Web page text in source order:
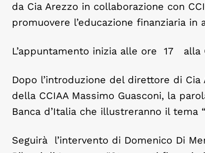
da Cia Arezzo in collaborazione con
promuovere l’educazione finanziaria
L’appuntamento inizia alle ore 17 alla
Dopo l’introduzione del direttore di
della CCIAA Massimo Guasconi, la
Banca d’Italia che illustreranno il tema
Seguirà l’intervento di Domenico Di